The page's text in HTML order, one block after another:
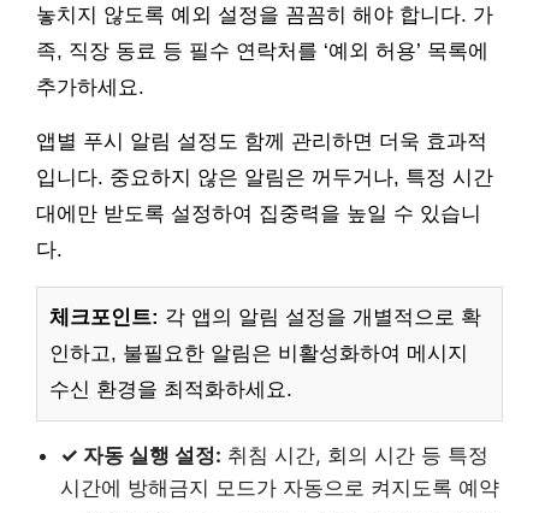
놓치지 않도록 예외 설정을 꼼꼼히 해야 합니다. 가
족, 직장 동료 등 필수 연락처를 ‘예외 허용’ 목록에
추가하세요.
앱별 푸시 알림 설정도 함께 관리하면 더욱 효과적
입니다. 중요하지 않은 알림은 꺼두거나, 특정 시간
대에만 받도록 설정하여 집중력을 높일 수 있습니
다.
체크포인트: 각 앱의 알림 설정을 개별적으로 확
인하고, 불필요한 알림은 비활성화하여 메시지
수신 환경을 최적화하세요.
✓ 자동 실행 설정: 취침 시간, 회의 시간 등 특정
시간에 방해금지 모드가 자동으로 켜지도록 예약